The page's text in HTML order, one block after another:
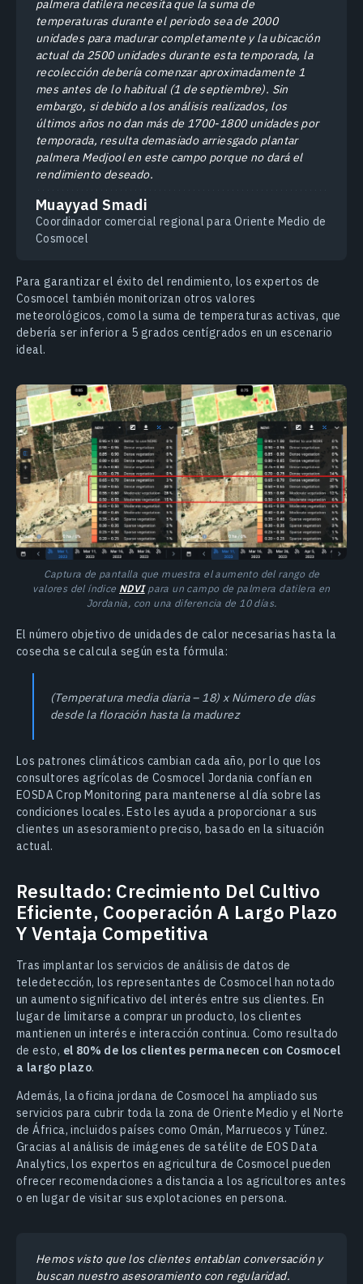
palmera datilera necesita que la suma de
temperaturas durante el periodo sea de 2000
unidades para madurar completamente y la ubicación
actual da 2500 unidades durante esta temporada, la
recolección debería comenzar aproximadamente 1
mes antes de lo habitual (1 de septiembre). Sin
embargo, si debido a los análisis realizados, los
últimos años no dan más de 1700-1800 unidades por
temporada, resulta demasiado arriesgado plantar
palmera Medjool en este campo porque no dará el
rendimiento deseado.
Muayyad Smadi
Coordinador comercial regional para Oriente Medio de
Cosmocel
Para garantizar el éxito del rendimiento, los expertos de
Cosmocel también monitorizan otros valores
meteorológicos, como la suma de temperaturas activas, que
debería ser inferior a 5 grados centígrados en un escenario
ideal.
Captura de pantalla que muestra el aumento del rango de
valores del índice NDVIpara un campo de palmera datilera en
Jordania, con una diferencia de 10 días.
El número objetivo de unidades de calor necesarias hasta la
cosecha se calcula según esta fórmula:
(Temperatura media diaria – 18) x Número de días
desde la floración hasta la madurez
Los patrones climáticos cambian cada año, por lo que los
consultores agrícolas de Cosmocel Jordania confían en
EOSDA Crop Monitoring para mantenerse al día sobre las
condiciones locales. Esto les ayuda a proporcionar a sus
clientes un asesoramiento preciso, basado en la situación
actual.
Resultado: Crecimiento Del Cultivo
Eficiente, Cooperación A Largo Plazo
Y Ventaja Competitiva
Tras implantar los servicios de análisis de datos de
teledetección, los representantes de Cosmocel han notado
un aumento significativo del interés entre sus clientes. En
lugar de limitarse a comprar un producto, los clientes
mantienen un interés e interacción continua. Como resultado
de esto, el 80% de los clientes permanecen con Cosmocel
a largo plazo.
Además, la oficina jordana de Cosmocel ha ampliado sus
servicios para cubrir toda la zona de Oriente Medio y el Norte
de África, incluidos países como Omán, Marruecos y Túnez.
Gracias al análisis de imágenes de satélite de EOS Data
Analytics, los expertos en agricultura de Cosmocel pueden
ofrecer recomendaciones a distancia a los agricultores antes
o en lugar de visitar sus explotaciones en persona.
Hemos visto que los clientes entablan conversación y
buscan nuestro asesoramiento con regularidad.